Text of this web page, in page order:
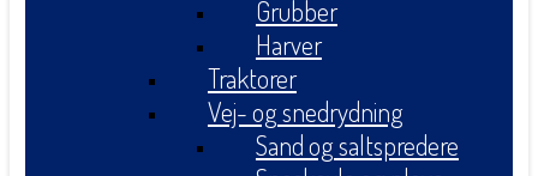
Grubber
Harver
Traktorer
Vej- og snedrydning
Sand og saltspredere